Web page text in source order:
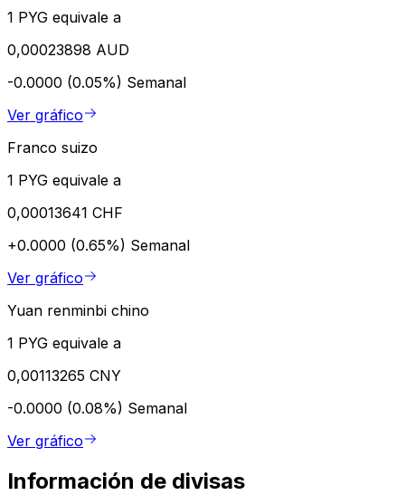
1 PYG equivale a
0,00023898 AUD
-0.0000 (0.05%) Semanal
Ver gráfico
Franco suizo
1 PYG equivale a
0,00013641 CHF
+0.0000 (0.65%) Semanal
Ver gráfico
Yuan renminbi chino
1 PYG equivale a
0,00113265 CNY
-0.0000 (0.08%) Semanal
Ver gráfico
Información de divisas